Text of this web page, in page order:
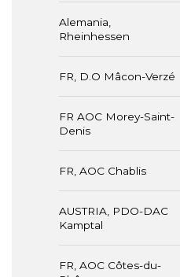
Alemania,
Rheinhessen
FR, D.O Mâcon-Verzé
FR AOC Morey-Saint-
Denis
FR, AOC Chablis
AUSTRIA, PDO-DAC
Kamptal
FR, AOC Côtes-du-